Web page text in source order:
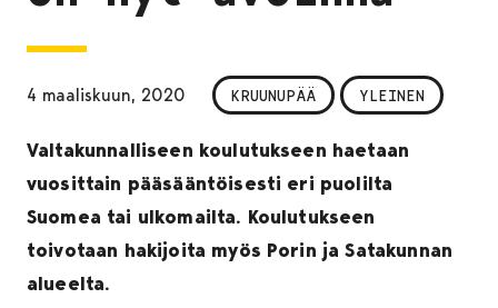
4 maaliskuun, 2020 KRUUNUPÄÄ YLEINEN
Valtakunnalliseen koulutukseen haetaan
vuosittain pääsääntöisesti eri puolilta
Suomea tai ulkomailta. Koulutukseen
toivotaan hakijoita myös Porin ja Satakunnan
alueelta.